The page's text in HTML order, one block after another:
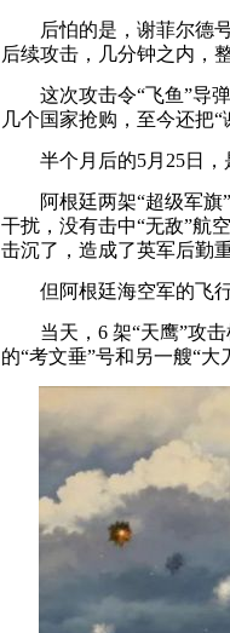
后怕的是，谢菲尔德号
后续攻击，几分钟之内，
这次攻击令“飞鱼”导弹
几个国家抢购，至今还把“
半个月后的5月25日，
阿根廷两架“超级军旗”
干扰，没有击中“无敌”航
击沉了，造成了英军后勤
但阿根廷海空军的飞行
当天，6 架“天鹰”攻击
的“考文垂”号和另一艘“大